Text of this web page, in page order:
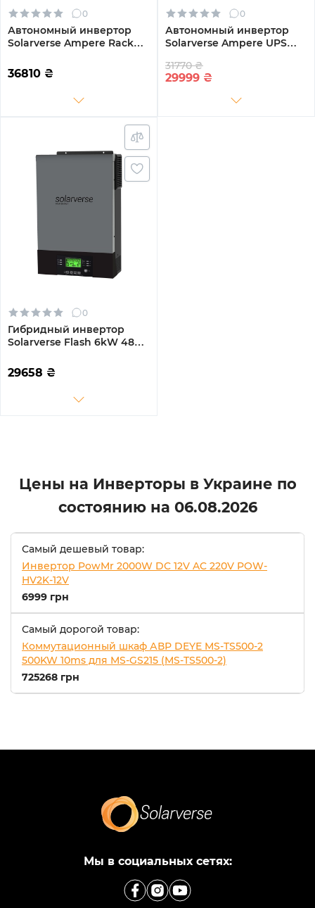
0
Автономный инвертор
Solarverse Ampere Rack
Однофазный
(SV5048UPSR)
36810 ₴
0
Автономный инвертор
Solarverse Ampere UPS
Однофазный
(SV6048UPSW)
31770 ₴
29999 ₴
0
Гибридный инвертор
Solarverse Flash 6kW 48V 1
(SV6048FH)
29658 ₴
Цены на Инверторы в Украине по
состоянию на 06.08.2026
Самый дешевый товар:
Инвертор PowMr 2000W DC 12V AC 220V POW-
HV2K-12V
6999 грн
Самый дорогой товар:
Коммутационный шкаф АВР DEYE MS-TS500-2
500KW 10ms для MS-GS215 (MS-TS500-2)
725268 грн
Мы в социальных сетях: